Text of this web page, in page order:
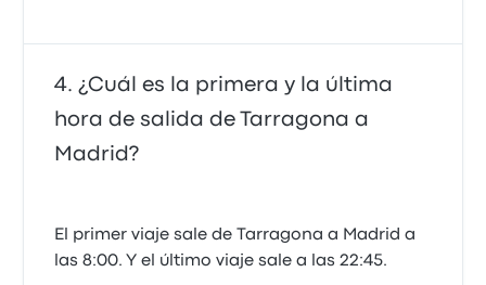
¿Cuál es la primera y la última
hora de salida de Tarragona a
Madrid?
El primer viaje sale de Tarragona a Madrid a
las 8:00. Y el último viaje sale a las 22:45.